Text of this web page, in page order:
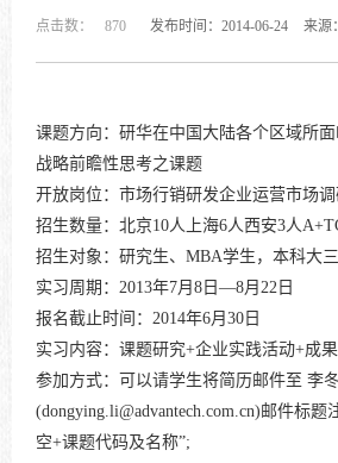
发布时间：2014-06-24 来源
点击数： 870
课题方向：研华在中国大陆各个区域所
战略前瞻性思考之课题
开放岗位：市场行销研发企业运营市场
招生数量：北京10人上海6人西安3人
招生对象：研究生、MBA学生，本科大
实习周期：2013年7月8日—8月22日
报名截止时间：2014年6月30日
实习内容：课题研究+企业实践活动+成
参加方式：可以请学生将简历邮件至 李
(dongying.li@advantech.com.cn)邮件标题
空+课题代码及名称”;